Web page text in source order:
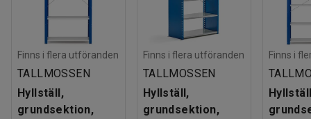
Finns i flera utföranden
TALLMOSSEN
Hyllställ,
grundsektion,
Finns i flera utföranden
TALLMOSSEN
Hyllställ,
grundsektion,
Finns i